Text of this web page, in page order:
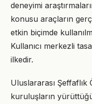
deneyimi
konusu araçların
etkin biçimde
Kullanıcı merkezli
ilkedir.
Uluslararası Şeffaflık
kuruluşların